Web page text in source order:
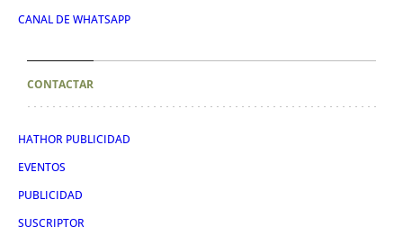
CANAL DE WHATSAPP
CONTACTAR
HATHOR PUBLICIDAD
EVENTOS
PUBLICIDAD
SUSCRIPTOR